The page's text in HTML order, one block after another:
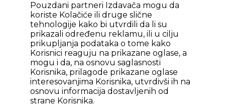
Pouzdani partneri Izdavača mogu da
koriste Kolačiće ili druge slične
tehnologije kako bi utvrdili da li su
prikazali određenu reklamu, ili u cilju
prikupljanja podataka o tome kako
Korisnici reaguju na prikazane oglase, a
mogu i da, na osnovu saglasnosti
Korisnika, prilagode prikazane oglase
interesovanjima Korisnika, utvrdivši ih na
osnovu informacija dostavljenih od
strane Korisnika.